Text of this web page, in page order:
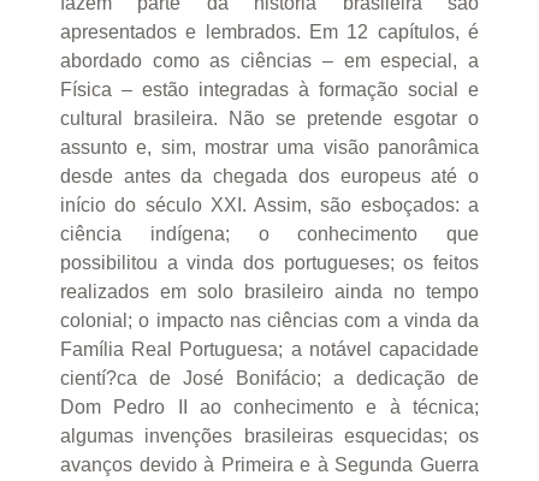
apresentados e lembrados. Em 12 capítulos, é
abordado como as ciências – em especial, a
Física – estão integradas à formação social e
cultural brasileira. Não se pretende esgotar o
assunto e, sim, mostrar uma visão panorâmica
desde antes da chegada dos europeus até o
início do século XXI. Assim, são esboçados: a
ciência indígena; o conhecimento que
possibilitou a vinda dos portugueses; os feitos
realizados em solo brasileiro ainda no tempo
colonial; o impacto nas ciências com a vinda da
Família Real Portuguesa; a notável capacidade
cientí?ca de José Bonifácio; a dedicação de
Dom Pedro II ao conhecimento e à técnica;
algumas invenções brasileiras esquecidas; os
avanços devido à Primeira e à Segunda Guerra